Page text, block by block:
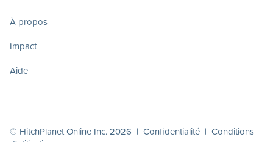
À propos
Impact
Aide
© HitchPlanet Online Inc. 2026 | Confidentialité | Conditions